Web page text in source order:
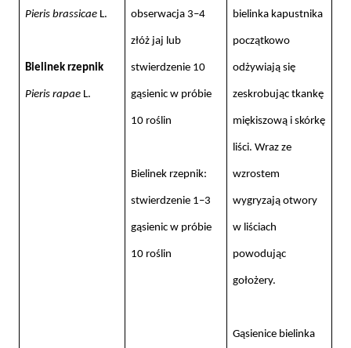
Pieris brassicae L.
Bielinek rzepnik
Pieris rapae L.
obserwacja 3–4
złóż jaj lub
stwierdzenie 10
gąsienic w próbie
10 roślin
Bielinek rzepnik:
stwierdzenie 1–3
gąsienic w próbie
10 roślin
bielinka kapustnika
początkowo
odżywiają się
zeskrobując tkankę
miękiszową i skórkę
liści. Wraz ze
wzrostem
wygryzają otwory
w liściach
powodując
gołożery.
Gąsienice bielinka